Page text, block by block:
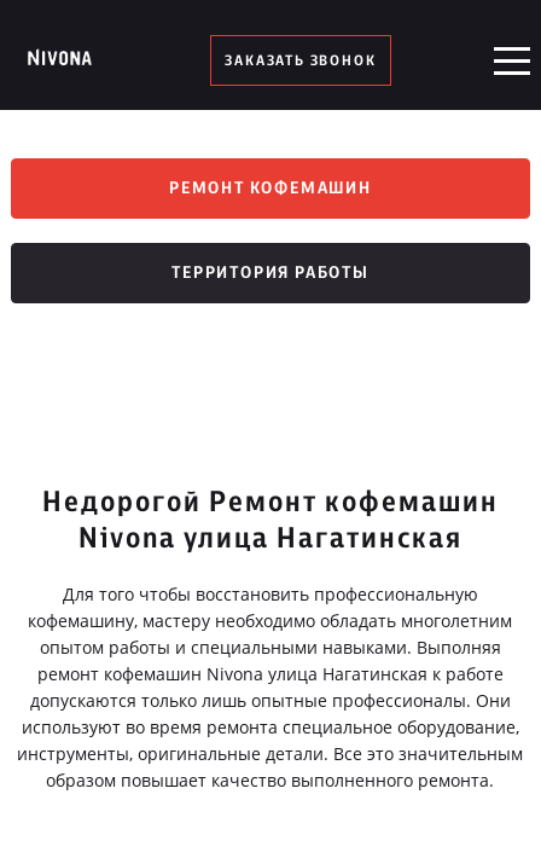
ЗАКАЗАТЬ ЗВОНОК
РЕМОНТ КОФЕМАШИН
ТЕРРИТОРИЯ РАБОТЫ
Недорогой Ремонт кофемашин
Nivona улица Нагатинская
Для того чтобы восстановить профессиональную
кофемашину, мастеру необходимо обладать многолетним
опытом работы и специальными навыками. Выполняя
ремонт кофемашин Nivona улица Нагатинская к работе
допускаются только лишь опытные профессионалы. Они
используют во время ремонта специальное оборудование,
инструменты, оригинальные детали. Все это значительным
образом повышает качество выполненного ремонта.